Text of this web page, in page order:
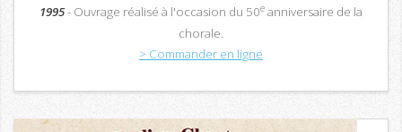
1995- Ouvrage réalisé à l'occasion du 50e anniversaire de la
chorale.
> Commander en ligne